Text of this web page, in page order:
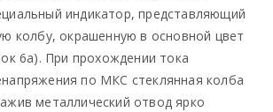
индикатор, представляющий
колбу, окрашенную в основной цвет
6а). При прохождении тока
по МКС стеклянная колба
металлический отвод ярко